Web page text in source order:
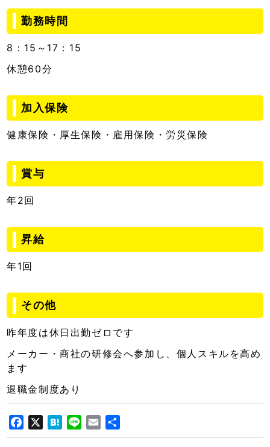
勤務時間
8：15～17：15
休憩60分
加入保険
健康保険・厚生保険・雇用保険・労災保険
賞与
年2回
昇給
年1回
その他
昨年度は休日出勤ゼロです
メーカー・商社の研修会へ参加し、個人スキルを高め
ます
退職金制度あり
FacebookHatena
Line Email
有